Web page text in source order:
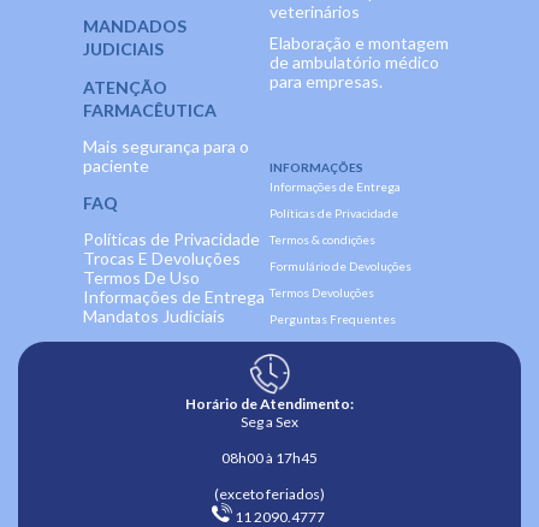
MANDADOS
JUDICIAIS
ATENÇÃO
FARMACÊUTICA
Mais segurança para o
paciente
FAQ
Políticas de Privacidade
Trocas E Devoluções
Termos De Uso
Informações de Entrega
Mandatos Judiciais
veterinários
Elaboração e montagem
de ambulatório médico
para empresas.
INFORMAÇÕES
Informações de Entrega
Políticas de Privacidade
Termos & condições
Formulário de Devoluções
Termos Devoluções
Perguntas Frequentes
Horário de Atendimento:
Seg a Sex
08h00 à 17h45
(exceto feriados)
11 2090.4777